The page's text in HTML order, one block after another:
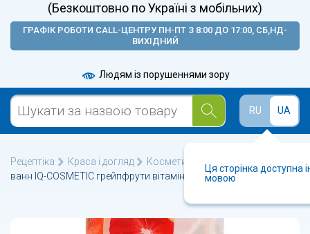
(Безкоштовно по Україні з мобільних)
ГРАФІК РОБОТИ CALL-ЦЕНТРУ ПН-ПТ З 8:00 ДО 17:00, СБ,НД-
ВИХІДНИЙ
Людям із порушеннями зору
RU UA
Ця сторінка доступна
мовою
Рецептіка Краса і догляд Косметика для тіла
ванн IQ-COSMETIC грейпфрути вітамінний комплекс 500г